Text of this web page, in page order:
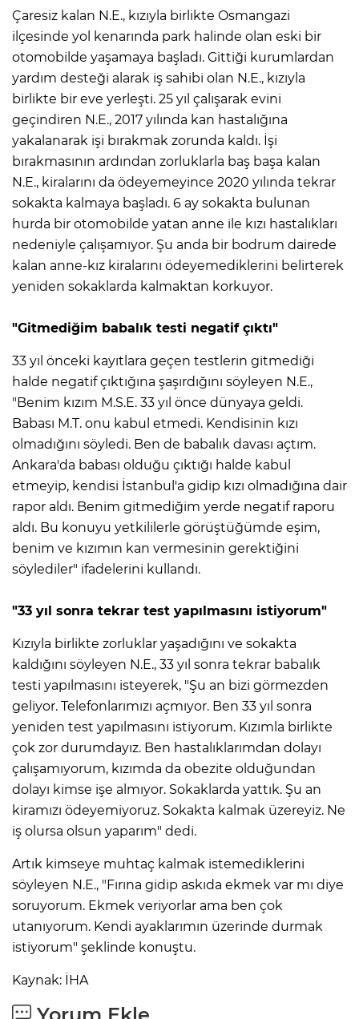
Çaresiz kalan N.E., kızıyla birlikte Osmangazi
ilçesinde yol kenarında park halinde olan eski bir
otomobilde yaşamaya başladı. Gittiği kurumlardan
yardım desteği alarak iş sahibi olan N.E., kızıyla
birlikte bir eve yerleşti. 25 yıl çalışarak evini
geçindiren N.E., 2017 yılında kan hastalığına
yakalanarak işi bırakmak zorunda kaldı. İşi
bırakmasının ardından zorluklarla baş başa kalan
N.E., kiralarını da ödeyemeyince 2020 yılında tekrar
sokakta kalmaya başladı. 6 ay sokakta bulunan
hurda bir otomobilde yatan anne ile kızı hastalıkları
nedeniyle çalışamıyor. Şu anda bir bodrum dairede
kalan anne-kız kiralarını ödeyemediklerini belirterek
yeniden sokaklarda kalmaktan korkuyor.
"Gitmediğim babalık testi negatif çıktı"
33 yıl önceki kayıtlara geçen testlerin gitmediği
halde negatif çıktığına şaşırdığını söyleyen N.E.,
"Benim kızım M.S.E. 33 yıl önce dünyaya geldi.
Babası M.T. onu kabul etmedi. Kendisinin kızı
olmadığını söyledi. Ben de babalık davası açtım.
Ankara'da babası olduğu çıktığı halde kabul
etmeyip, kendisi İstanbul'a gidip kızı olmadığına dair
rapor aldı. Benim gitmediğim yerde negatif raporu
aldı. Bu konuyu yetkililerle görüştüğümde eşim,
benim ve kızımın kan vermesinin gerektiğini
söylediler" ifadelerini kullandı.
"33 yıl sonra tekrar test yapılmasını istiyorum"
Kızıyla birlikte zorluklar yaşadığını ve sokakta
kaldığını söyleyen N.E., 33 yıl sonra tekrar babalık
testi yapılmasını isteyerek, "Şu an bizi görmezden
geliyor. Telefonlarımızı açmıyor. Ben 33 yıl sonra
yeniden test yapılmasını istiyorum. Kızımla birlikte
çok zor durumdayız. Ben hastalıklarımdan dolayı
çalışamıyorum, kızımda da obezite olduğundan
dolayı kimse işe almıyor. Sokaklarda yattık. Şu an
kiramızı ödeyemiyoruz. Sokakta kalmak üzereyiz. Ne
iş olursa olsun yaparım" dedi.
Artık kimseye muhtaç kalmak istemediklerini
söyleyen N.E., "Fırına gidip askıda ekmek var mı diye
soruyorum. Ekmek veriyorlar ama ben çok
utanıyorum. Kendi ayaklarımın üzerinde durmak
istiyorum" şeklinde konuştu.
Kaynak: İHA